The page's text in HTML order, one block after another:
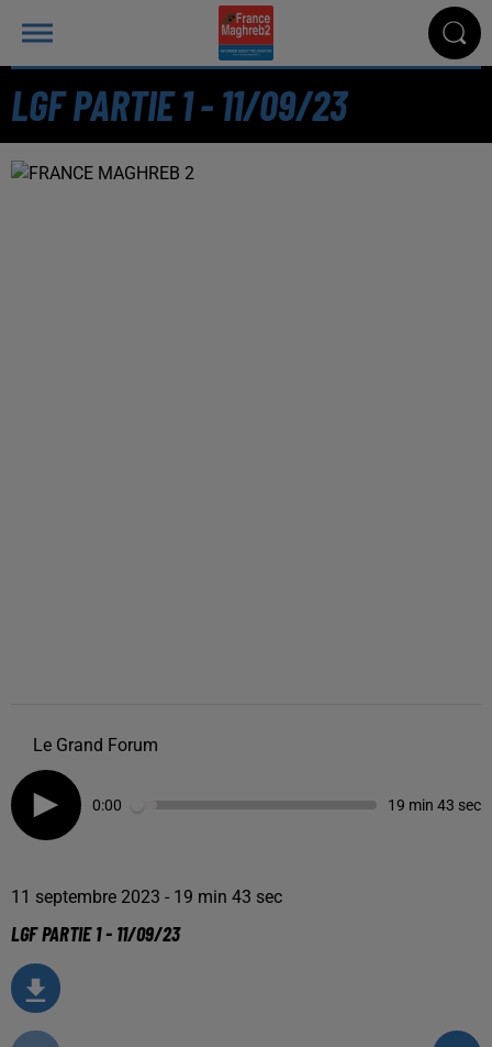
LGF PARTIE 1 - 11/09/23
Le Grand Forum
0:00 19 min 43 sec
11 septembre 2023 - 19 min 43 sec
LGF PARTIE 1 - 11/09/23